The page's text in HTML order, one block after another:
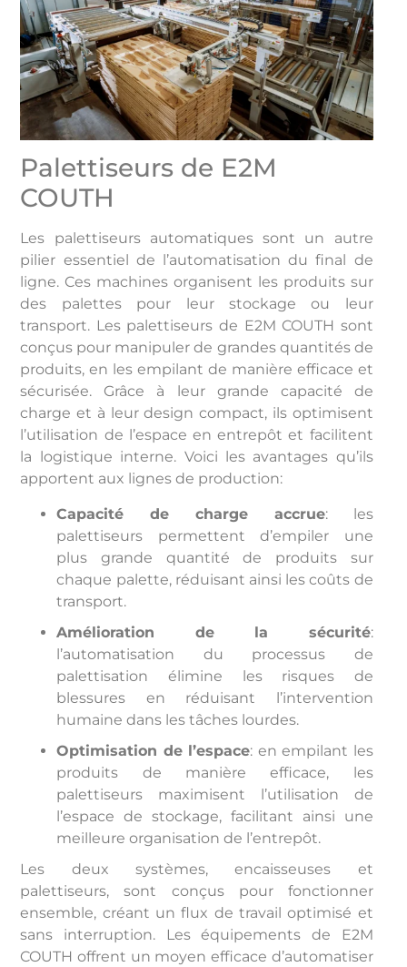
Palettiseurs de E2M
COUTH
Les palettiseurs automatiques sont un autre
pilier essentiel de l’automatisation du final de
ligne. Ces machines organisent les produits sur
des palettes pour leur stockage ou leur
transport. Les palettiseurs de E2M COUTH sont
conçus pour manipuler de grandes quantités de
produits, en les empilant de manière efficace et
sécurisée. Grâce à leur grande capacité de
charge et à leur design compact, ils optimisent
l’utilisation de l’espace en entrepôt et facilitent
la logistique interne. Voici les avantages qu’ils
apportent aux lignes de production:
Capacité de charge accrue: les
palettiseurs permettent d’empiler une
plus grande quantité de produits sur
chaque palette, réduisant ainsi les coûts de
transport.
Amélioration de la sécurité:
l’automatisation du processus de
palettisation élimine les risques de
blessures en réduisant l’intervention
humaine dans les tâches lourdes.
Optimisation de l’espace: en empilant les
produits de manière efficace, les
palettiseurs maximisent l’utilisation de
l’espace de stockage, facilitant ainsi une
meilleure organisation de l’entrepôt.
Les deux systèmes, encaisseuses et
palettiseurs, sont conçus pour fonctionner
ensemble, créant un flux de travail optimisé et
sans interruption. Les équipements de E2M
COUTH offrent un moyen efficace d’automatiser